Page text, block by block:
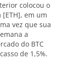
colocou o
em um
vez que sua
a
do BTC
de 1,5%.